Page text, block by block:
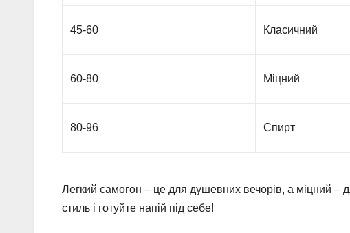
45-60 Класичний
60-80 Міцний
80-96 Спирт
Легкий самогон – це для душевних вечорів, а міцний –
стиль і готуйте напій під себе!